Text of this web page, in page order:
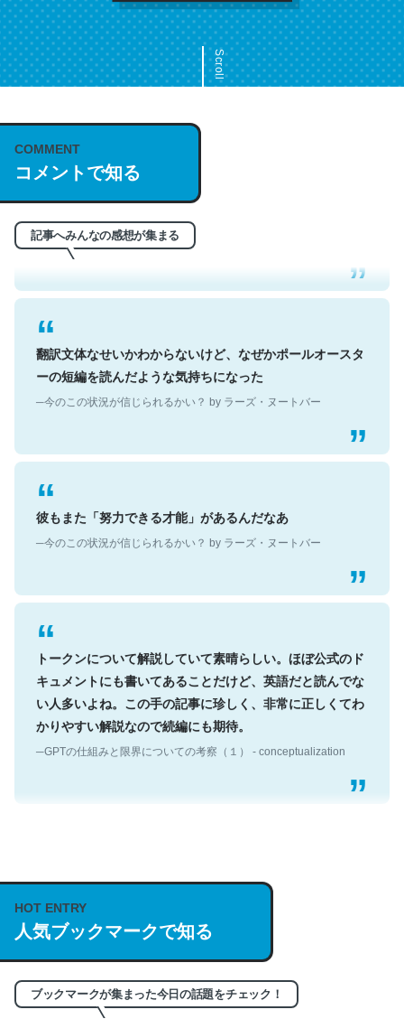
Scroll
COMMENT
コメントで知る
記事へみんなの感想が集まる
う。英語少しでも読める人は原文もお勧め。自分はこの流
れ好き。Let’s Fucking Go. Then Covid hit. Shit.
─今のこの状況が信じられるかい？ by ラーズ・ヌートバー
翻訳文体なせいかわからないけど、なぜかポールオースタ
ーの短編を読んだような気持ちになった
彼もまた「努力できる才能」があるんだなあ
トークンについて解説していて素晴らしい。ほぼ公式のド
キュメントにも書いてあることだけど、英語だと読んでな
い人多いよね。この手の記事に珍しく、非常に正しくてわ
かりやすい解説なので続編にも期待。
説してる記事が少ないので貴重な良記事。/続編来た
https://isobe324649.hatenablog.com/entry/2023/03/27
/064121
─GPTの仕組みと限界についての考察（１） - conceptualization
HOT ENTRY
人気ブックマークで知る
ブックマークが集まった今日の話題をチェック！